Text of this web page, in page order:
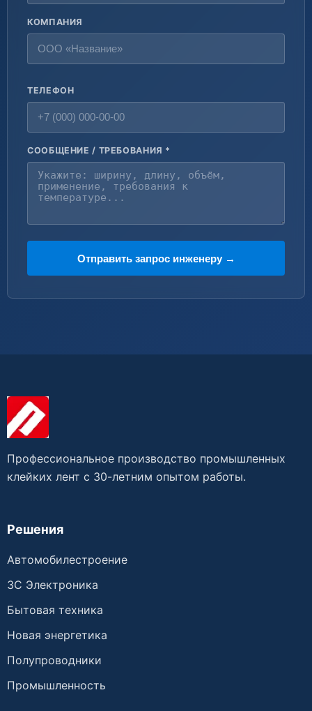
КОМПАНИЯ
ТЕЛЕФОН
СООБЩЕНИЕ / ТРЕБОВАНИЯ *
Отправить запрос инженеру →
Профессиональное производство промышленных
клейких лент с 30-летним опытом работы.
Решения
Автомобилестроение
3C Электроника
Бытовая техника
Новая энергетика
Полупроводники
Промышленность